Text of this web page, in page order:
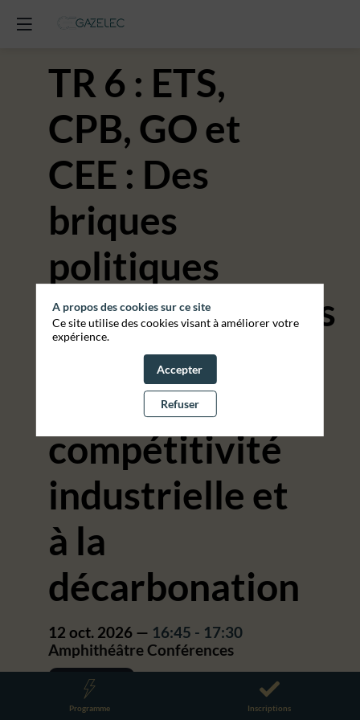
TR 6 : ETS,
CPB, GO et
CEE : Des
briques
politiques
supplémentaires
qui risquent de
nuire à la
compétitivité
industrielle et
à la
décarbonation
12 oct. 2026 — 16:45 - 17:30
Amphithéâtre Conférences
TABLE RONDE
Programme Inscriptions
A propos des cookies sur ce site
Ce site utilise des cookies visant à améliorer votre
expérience.
Accepter
Refuser